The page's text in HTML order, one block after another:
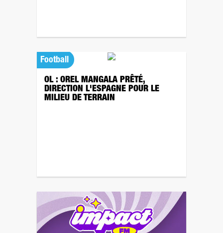
Football
OL : OREL MANGALA PRÊTÉ,
DIRECTION L'ESPAGNE POUR LE
MILIEU DE TERRAIN